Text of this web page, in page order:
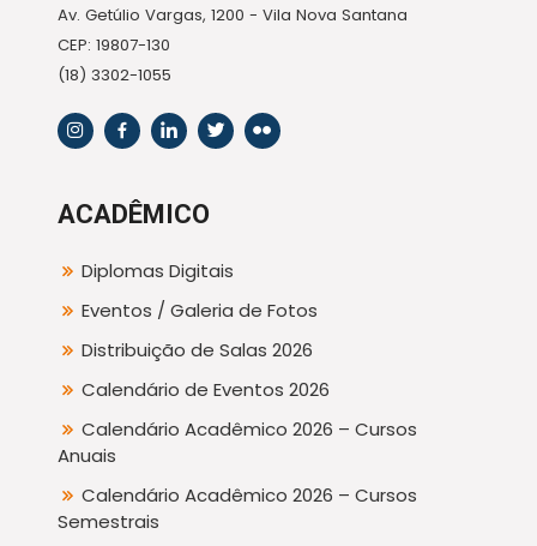
Av. Getúlio Vargas, 1200 - Vila Nova Santana
CEP: 19807-130
(18) 3302-1055
ACADÊMICO
Diplomas Digitais
Eventos / Galeria de Fotos
Distribuição de Salas 2026
Calendário de Eventos 2026
Calendário Acadêmico 2026 – Cursos
Anuais
Calendário Acadêmico 2026 – Cursos
Semestrais